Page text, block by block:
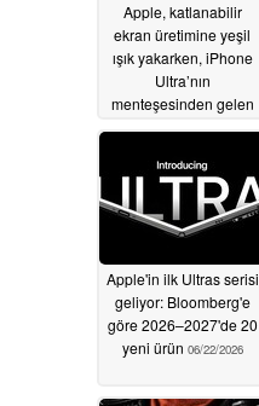
Apple, katlanabilir
ekran üretimine yeşil
ışık yakarken, iPhone
Ultra’nın
menteşesinden gelen
Apple'in ilk Ultras serisi
geliyor: Bloomberg'e
göre 2026–2027'de 20
yeni ürün 06/22/2026